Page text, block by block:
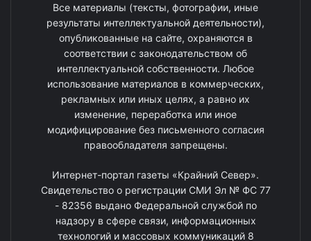
Все материалы (тексты, фотографии, иные
результаты интеллектуальной деятельности),
опубликованные на сайте, охраняются в
соответствии с законодательством об
интеллектуальной собственности. Любое
использование материалов в коммерческих,
рекламных или иных целях, а равно их
изменение, переработка или иное
модифицирование без письменного согласия
правообладателя запрещены.
Интернет-портал газеты «Крайний Север».
Свидетельство о регистрации СМИ Эл № ФС 77
- 82356 выдано Федеральной службой по
надзору в сфере связи, информационных
технологий и массовых коммуникаций 8